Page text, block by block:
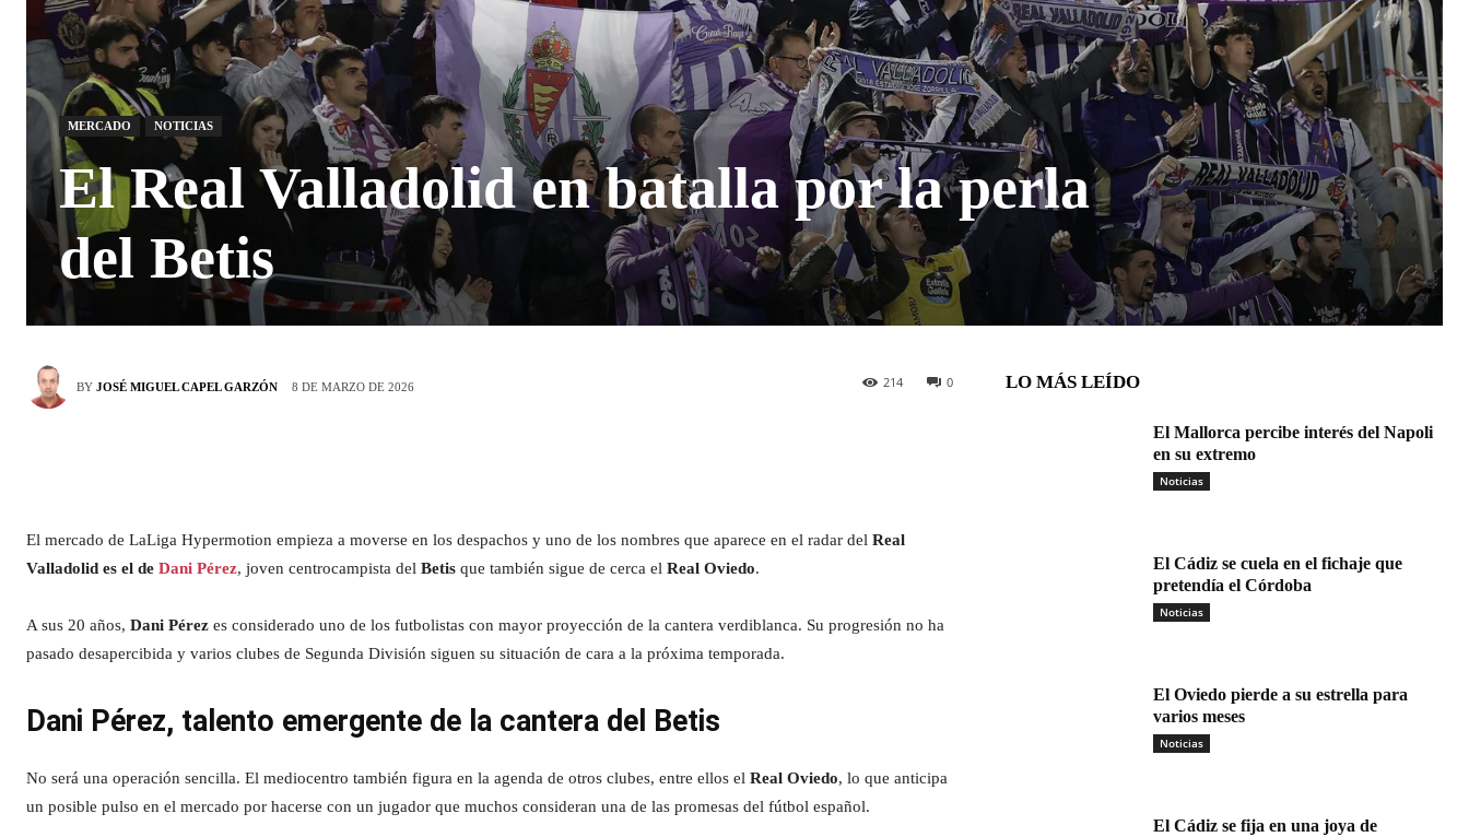
MERCADO NOTICIAS
El Real Valladolid en batalla por la perla
del Betis
BY JOSÉ MIGUEL CAPEL GARZÓN 8 DE MARZO DE 2026 0
214
El mercado de LaLiga Hypermotion empieza a moverse en los despachos y uno de los nombres que aparece en el radar del Real
Valladolid es el de Dani Pérez, joven centrocampista del Betis que también sigue de cerca el Real Oviedo.
A sus 20 años, Dani Pérez es considerado uno de los futbolistas con mayor proyección de la cantera verdiblanca. Su progresión no ha
pasado desapercibida y varios clubes de Segunda División siguen su situación de cara a la próxima temporada.
Dani Pérez, talento emergente de la cantera del Betis
No será una operación sencilla. El mediocentro también figura en la agenda de otros clubes, entre ellos el Real Oviedo, lo que anticipa
un posible pulso en el mercado por hacerse con un jugador que muchos consideran una de las promesas del fútbol español.
LO MÁS LEÍDO
El Mallorca percibe interés del Napoli
en su extremo
Noticias
El Cádiz se cuela en el fichaje que
pretendía el Córdoba
Noticias
El Oviedo pierde a su estrella para
varios meses
Noticias
El Cádiz se fija en una joya de